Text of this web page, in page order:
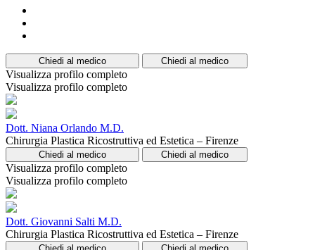
Chiedi al medico Chiedi al medico
Visualizza profilo completo
Visualizza profilo completo
Dott. Niana Orlando M.D.
Chirurgia Plastica Ricostruttiva ed Estetica – Firenze
Chiedi al medico Chiedi al medico
Visualizza profilo completo
Visualizza profilo completo
Dott. Giovanni Salti M.D.
Chirurgia Plastica Ricostruttiva ed Estetica – Firenze